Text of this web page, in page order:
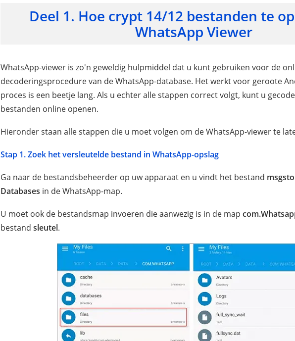
Deel 1. Hoe crypt 14/12 bestanden te
WhatsApp Viewer
WhatsApp-viewer is zo'n geweldig hulpmiddel dat u kunt gebruiken voor de
decoderingsprocedure van de WhatsApp-database. Het werkt voor geroote
proces is een beetje lang. Als u echter alle stappen correct volgt, kunt u
bestanden online openen.
Hieronder staan alle stappen die u moet volgen om de WhatsApp-viewer te
Stap 1. Zoek het versleutelde bestand in WhatsApp-opslag
Ga naar de bestandsbeheerder op uw apparaat en u vindt het bestand
Databases in de WhatsApp-map.
U moet ook de bestandsmap invoeren die aanwezig is in de map
bestand sleutel.